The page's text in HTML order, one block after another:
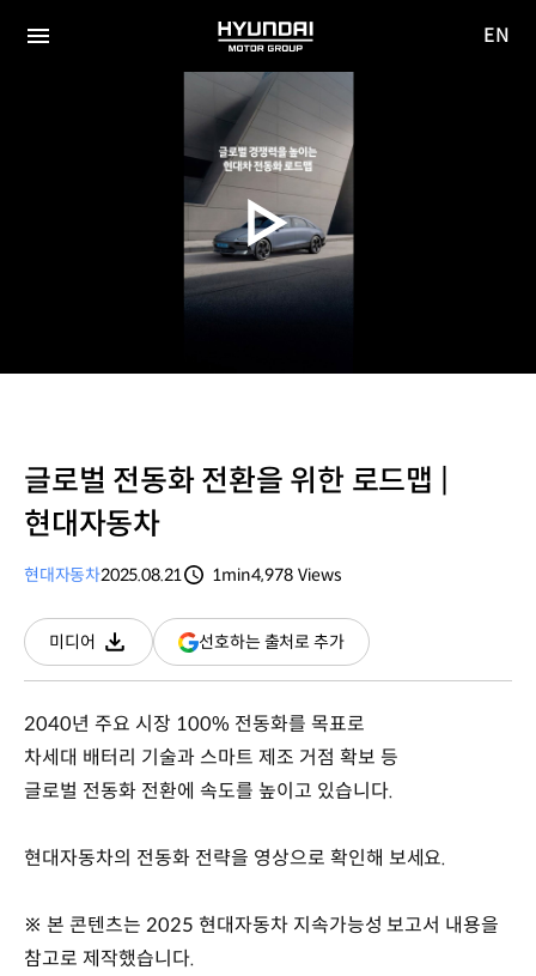
HYUNDAI
MOTOR
GROUP
EN
글로벌 전동화 전환을 위한 로드맵 |
현대자동차
현대자동차2025.08.21
1min4,978 Views
미디어
다운로드
선호하는 출처로 추가(새
창
2040년 주요 시장 100% 전동화를 목표로
차세대 배터리 기술과 스마트 제조 거점 확보 등
글로벌 전동화 전환에 속도를 높이고 있습니다.
현대자동차의 전동화 전략을 영상으로 확인해 보세요.
※ 본 콘텐츠는 2025 현대자동차 지속가능성 보고서 내용을
참고로 제작했습니다.